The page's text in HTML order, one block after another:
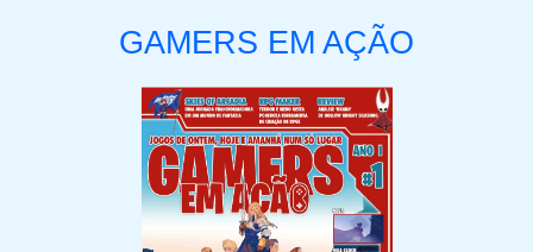
GAMERS EM AÇÃO